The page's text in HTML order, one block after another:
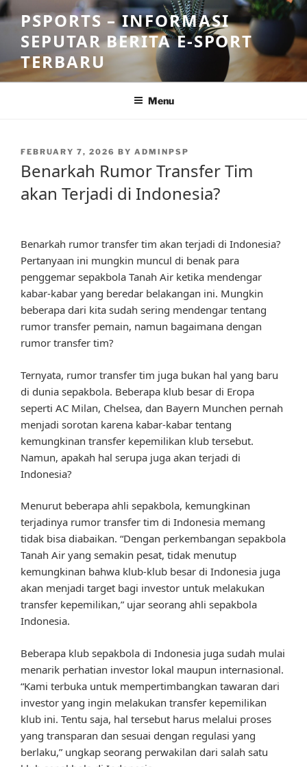
Skip
to
content
PSPORTS – INFORMASI
SEPUTAR BERITA E-SPORT
TERBARU
Menu
POSTED
FEBRUARY 7, 2026 BY ADMINPSP
Benarkah Rumor Transfer Tim
akan Terjadi di Indonesia?
Benarkah rumor transfer tim akan terjadi di Indonesia?
Pertanyaan ini mungkin muncul di benak para
penggemar sepakbola Tanah Air ketika mendengar
kabar-kabar yang beredar belakangan ini. Mungkin
beberapa dari kita sudah sering mendengar tentang
rumor transfer pemain, namun bagaimana dengan
rumor transfer tim?
Ternyata, rumor transfer tim juga bukan hal yang baru
di dunia sepakbola. Beberapa klub besar di Eropa
seperti AC Milan, Chelsea, dan Bayern Munchen pernah
menjadi sorotan karena kabar-kabar tentang
kemungkinan transfer kepemilikan klub tersebut.
Namun, apakah hal serupa juga akan terjadi di
Indonesia?
Menurut beberapa ahli sepakbola, kemungkinan
terjadinya rumor transfer tim di Indonesia memang
tidak bisa diabaikan. “Dengan perkembangan sepakbola
Tanah Air yang semakin pesat, tidak menutup
kemungkinan bahwa klub-klub besar di Indonesia juga
akan menjadi target bagi investor untuk melakukan
transfer kepemilikan,” ujar seorang ahli sepakbola
Indonesia.
Beberapa klub sepakbola di Indonesia juga sudah mulai
menarik perhatian investor lokal maupun internasional.
“Kami terbuka untuk mempertimbangkan tawaran dari
investor yang ingin melakukan transfer kepemilikan
klub ini. Tentu saja, hal tersebut harus melalui proses
yang transparan dan sesuai dengan regulasi yang
berlaku,” ungkap seorang perwakilan dari salah satu